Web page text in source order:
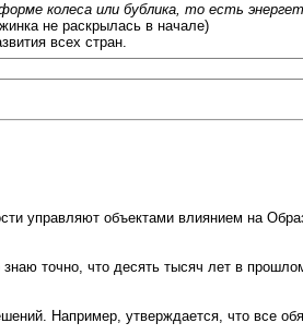
колеса или бублика, то есть
не раскрылась в начале)
всех стран.
управляют объектами влиянием на
точно, что десять тысяч лет в
Например, утверждается, что все